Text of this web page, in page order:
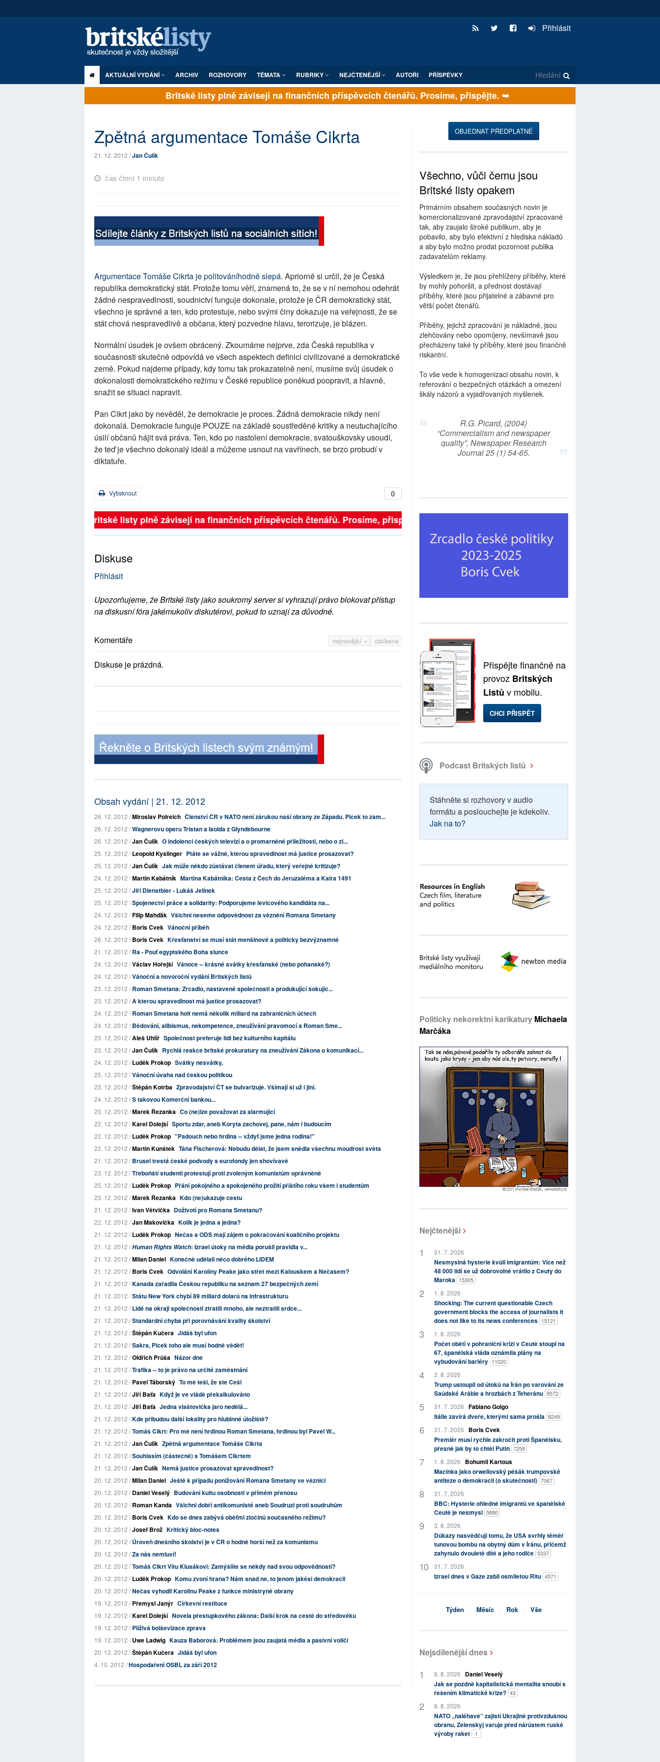
Přihlásit
AKTUÁLNÍ VYDÁNÍ ARCHIV ROZHOVORY TÉMATA RUBRIKY NEJČTENĚJŠÍ AUTOŘI PŘÍSPĚVKY
Britské listy plně závisejí na finančních příspěvcích čtenářů. Prosíme, přispějte. ➥
Zpětná argumentace Tomáše Cikrta
21. 12. 2012 /Jan Čulík
čas čtení 1 minuta
Argumentace Tomáše Cikrta je politováníhodně slepá. Apriorně si určil, že je Česká
republika demokratický stát. Protože tomu věří, znamená to, že se v ní nemohou odehrát
žádné nespravedlnosti, soudnictví funguje dokonale, protože je ČR demokratický stát,
všechno je správné a ten, kdo protestuje, nebo svými činy dokazuje na veřejnosti, že se
stát chová nespravedlivě a občana, který pozvedne hlavu, terorizuje, je blázen.
Normální úsudek je ovšem obrácený. Zkoumáme nejprve, zda Česká republika v
současnosti skutečně odpovídá ve všech aspektech definici civilizované a demokratické
země. Pokud najdeme případy, kdy tomu tak prokazatelně není, musíme svůj úsudek o
dokonalosti demokratického režimu v České republice poněkud poopravit, a hlavně,
snažit se situaci napravit.
Pan Cikrt jako by nevěděl, že demokracie je proces. Žádná demokracie nikdy není
dokonalá. Demokracie funguje POUZE na základě soustředěné kritiky a neutuchajícího
úsilí občanů hájit svá práva. Ten, kdo po nastolení demokracie, svatouškovsky usoudí,
že teď je všechno dokonalý ideál a můžeme usnout na vavřínech, se brzo probudí v
diktatuře.
0
Vytisknout
Britské listy plně závisejí na finančních příspěvcích čtenářů. Prosíme, přispějte. ➥
Diskuse
Přihlásit
Upozorňujeme, že Britské listy jako soukromý server si vyhrazují právo blokovat přístup
na diskusní fóra jakémukoliv diskutérovi, pokud to uznají za důvodné.
nejnovější oblíbené
Komentáře
Diskuse je prázdná.
Obsah vydání | 21. 12. 2012
26. 12. 2012 /Miroslav Polreich Členství ČR v NATO není zárukou naší obrany ze Západu. Picek to zam...
26. 12. 2012 /Wagnerovu operu Tristan a Isolda z Glyndebourne
26. 12. 2012 /Jan Čulík O indolenci českých televizí a o promarněné příležitosti, nebo o zl...
25. 12. 2012 /Leopold Kyslinger Ptáte se vážně, kterou spravedlnost má justice prosazovat?
25. 12. 2012 /Jan Čulík Jak může někdo zůstávat členem úřadu, který veřejně kritizuje?
24. 12. 2012 /Martin Kabátník Martina Kabátníka: Cesta z Čech do Jeruzaléma a Kaira 1491
25. 12. 2012 /Jiří Dienstbier - Lukáš Jelínek
25. 12. 2012 /Spojenectví práce a solidarity: Podporujeme levicového kandidáta na...
24. 12. 2012 /Filip Mahďák Všichni neseme odpovědnost za věznění Romana Smetany
24. 12. 2012 /Boris Cvek Vánoční příběh
26. 12. 2012 /Boris Cvek Křesťanství se musí stát menšinové a politicky bezvýznamné
21. 12. 2012 /Ra - Pouť egyptského Boha slunce
24. 12. 2012 /Václav Hořejší Vánoce -- krásné svátky křesťanské (nebo pohanské?)
24. 12. 2012 /Vánoční a novoroční vydání Britských listů
23. 12. 2012 /Roman Smetana: Zrcadlo, nastavené společnosti a produkující šokujíc...
23. 12. 2012 /A kterou spravedlnost má justice prosazovat?
24. 12. 2012 /Roman Smetana holt nemá několik miliard na zahraničních účtech
24. 12. 2012 /Bědování, alibismus, nekompetence, zneužívání pravomocí a Roman Sme...
23. 12. 2012 /Aleš Uhlíř Společnost preferuje lidi bez kulturního kapitálu
23. 12. 2012 /Jan Čulík Rychlá reakce britské prokuratury na zneužívání Zákona o komunikací...
24. 12. 2012 /Luděk Prokop Svátky nesvátky,
25. 12. 2012 /Vánoční úvaha nad českou politikou
23. 12. 2012 /Štěpán Kotrba Zpravodajství ČT se bulvarizuje. Všímají si už i jiní.
24. 12. 2012 /S takovou Komerční bankou...
23. 12. 2012 /Marek Řezanka Co (ne)lze považovat za alarmující
22. 12. 2012 /Karel Dolejší Sportu zdar, aneb Koryta zachovej, pane, nám i budoucím
22. 12. 2012 /Luděk Prokop "Padouch nebo hrdina -- vždyť jsme jedna rodina!"
22. 12. 2012 /Martin Kunštek Táňa Fischerová: Nebudu dělat, že jsem snědla všechnu moudrost světa
21. 12. 2012 /Brusel trestá české podvody s eurofondy jen shovívavě
23. 12. 2012 /Třeboňští studenti protestují proti zvoleným komunistům oprávněně
25. 12. 2012 /Luděk Prokop Přání pokojného a spokojeného prožití příštího roku všem i studentům
23. 12. 2012 /Marek Řezanka Kdo (ne)ukazuje cestu
21. 12. 2012 /Ivan Větvička Doživotí pro Romana Smetanu?
22. 12. 2012 /Jan Makovička Kolik je jedna a jedna?
21. 12. 2012 /Luděk Prokop Nečas a ODS mají zájem o pokračování koaličního projektu
21. 12. 2012 /Human Rights Watch: Izrael útoky na média porušil pravidla v...
21. 12. 2012 /Milan Daniel Konečně udělali něco dobrého LIDEM
21. 12. 2012 /Boris Cvek Odvolání Karolíny Peake jako střet mezi Kalouskem a Nečasem?
21. 12. 2012 /Kanada zařadila Českou republiku na seznam 27 bezpečných zemí
21. 12. 2012 /Státu New York chybí 89 miliard dolarů na infrastrukturu
21. 12. 2012 /Lidé na okraji společnosti ztratili mnoho, ale neztratili srdce...
21. 12. 2012 /Standardní chyba při porovnávání kvality školství
21. 12. 2012 /Štěpán Kučera Jidáš byl ufon
21. 12. 2012 /Sakra, Picek toho ale musí hodně vědět!
21. 12. 2012 /Oldřich Průša Názor dne
21. 12. 2012 /Trafika -- to je právo na určité zaměstnání
21. 12. 2012 /Pavel Táborský To mě teši, že ste Ceši
21. 12. 2012 /Jiří Baťa Když je ve vládě překalkulováno
21. 12. 2012 /Jiří Baťa Jedna vlaštovička jaro nedělá...
21. 12. 2012 /Kde přibudou další lokality pro hlubinné úložiště?
21. 12. 2012 /Tomáš Cikrt: Pro mě není hrdinou Roman Smetana, hrdinou byl Pavel W...
21. 12. 2012 /Jan Čulík Zpětná argumentace Tomáše Cikrta
21. 12. 2012 /Souhlasím (částečně) s Tomášem Cikrtem
21. 12. 2012 /Jan Čulík Nemá justice prosazovat spravedlnost?
20. 12. 2012 /Milan Daniel Ještě k případu ponižování Romana Smetany ve věznici
20. 12. 2012 /Daniel Veselý Budování kultu osobnosti v přímém přenosu
20. 12. 2012 /Roman Kanda Všichni dobří antikomunisté aneb Soudruzi proti soudruhům
20. 12. 2012 /Boris Cvek Kdo se dnes zabývá oběťmi zločinů současného režimu?
20. 12. 2012 /Josef Brož Kritický bloc-notes
20. 12. 2012 /Úroveň dnešního školství je v ČR o hodně horší než za komunismu
20. 12. 2012 /Za nás nemluví!
20. 12. 2012 /Tomáš Cikrt Vítu Klusákovi: Zamýšlíte se někdy nad svou odpovědností?
20. 12. 2012 /Luděk Prokop Komu zvoní hrana? Nám snad ne, to jenom jakési demokracii
20. 12. 2012 /Nečas vyhodil Karolinu Peake z funkce ministryně obrany
19. 12. 2012 /Přemysl Janýr Církevní restituce
19. 12. 2012 /Karel Dolejší Novela přestupkového zákona: Další krok na cestě do středověku
19. 12. 2012 /Plíživá bolševizace zprava
19. 12. 2012 /Uwe Ladwig Kauza Baborová: Problémem jsou zaujatá média a pasivní voliči
20. 12. 2012 /Štěpán Kučera Jidáš byl ufon
4. 10. 2012 /Hospodaření OSBL za září 2012
OBJEDNAT PŘEDPLATNÉ
Všechno, vůči čemu jsou
Britské listy opakem
Primárním obsahem současných novin je
komercionalizované zpravodajství zpracované
tak, aby zaujalo široké publikum, aby je
pobavilo, aby bylo efektivní z hlediska nákladů
a aby bylo možno prodat pozornost publika
zadavatelům reklamy.
Výsledkem je, že jsou přehlíženy příběhy, které
by mohly pohoršit, a přednost dostávají
příběhy, které jsou přijatelné a zábavné pro
větší počet čtenářů.
Příběhy, jejichž zpracování je nákladné, jsou
zlehčovány nebo opomíjeny, nevšímavě jsou
přecházeny také ty příběhy, které jsou finančně
riskantní.
To vše vede k homogenizaci obsahu novin, k
referování o bezpečných otázkách a omezení
škály názorů a vyjadřovaných myšlenek.
R.G. Picard, (2004)
“Commercialism and newspaper
quality”, Newspaper Research
Journal 25 (1) 54-65.
Přispějte finančně na
provoz Britských
Listů v mobilu.
CHCI PŘISPĚT
Podcast Britských listů
Stáhněte si rozhovory v audio
formátu a poslouchejte je kdekoliv.
Jak na to?
Politicky nekorektní karikatury Michaela
Marčáka
Nejčtenější
31. 7. 2026
Nesmyslná hysterie kvůli imigrantům: Více než
48 000 lidí se už dobrovolně vrátilo z Ceuty do
Maroka 15305
1. 8. 2026
Shocking: The current questionable Czech
government blocks the access of journalists it
does not like to its news conferences 15121
1. 8. 2026
Počet obětí v pohraniční krizi v Ceutě stoupl na
67, španělská vláda oznámila plány na
vybudování bariéry 11020
2. 8. 2026
Trump ustoupil od útoků na Írán po varování ze
Saúdské Arábie a hrozbách z Teheránu 9572
31. 7. 2026 Fabiano Golgo
Itálie zavírá dveře, kterými sama prošla 8249
31. 7. 2026
Boris Cvek
Premiér musí rychle zakročit proti Španělsku,
přesně jak by to chtěl Putin 7259
1. 8. 2026
Bohumil Kartous
Macinka jako orwellovský pěšák trumpovské
antiteze o demokracii (o skutečnosti) 7067
31. 7. 2026
BBC: Hysterie ohledně imigrantů ve španělské
Ceutě je nesmysl 5890
3. 8. 2026
Důkazy nasvědčují tomu, že USA svrhly téměř
tunovou bombu na obytný dům v Íránu, přičemž
zahynulo dvouleté dítě a jeho rodiče 5337
31. 7. 2026
Izrael dnes v Gaze zabil osmiletou Ritu 4571
Týden Měsíc Rok Vše
Nejsdílenější dnes
6. 8. 2026
Daniel Veselý
Jak se pozdně kapitalistická mentalita snoubí s
řešením klimatické krize? 43
6. 8. 2026
NATO „naléhavě“ zajistí Ukrajině protivzdušnou
obranu, Zelenskyj varuje před nárůstem ruské
výroby raket
1